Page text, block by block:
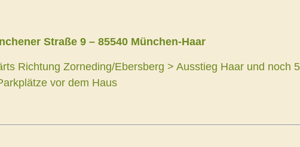
Straße 9 – 85540 München-Haar
Richtung Zorneding/Ebersberg > Ausstieg Haar und noch
vor dem Haus